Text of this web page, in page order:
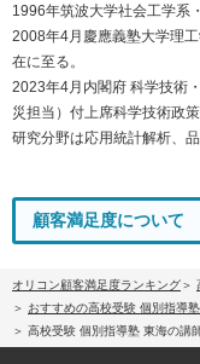
1996年筑波大学社会工学系
2008年4月慶應義塾大学理
在に至る。
2023年4月内閣府 科学技術
災担当）付上席科学技術政
研究分野は応用統計解析、
顧客満足度について
オリコン顧客満足度ランキング
おすすめの高校受験 個別指導
高校受験 個別指導塾 東海の講